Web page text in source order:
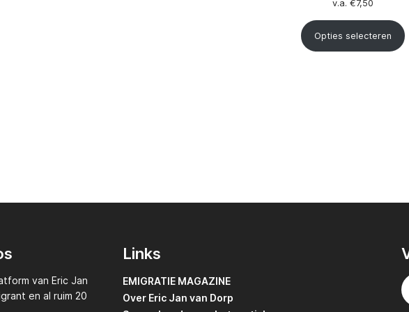
v.a. €7,50
Opties selecteren
van Eric Jan
en al ruim 20
Links
EMIGRATIE MAGAZINE
Over Eric Jan van Dorp